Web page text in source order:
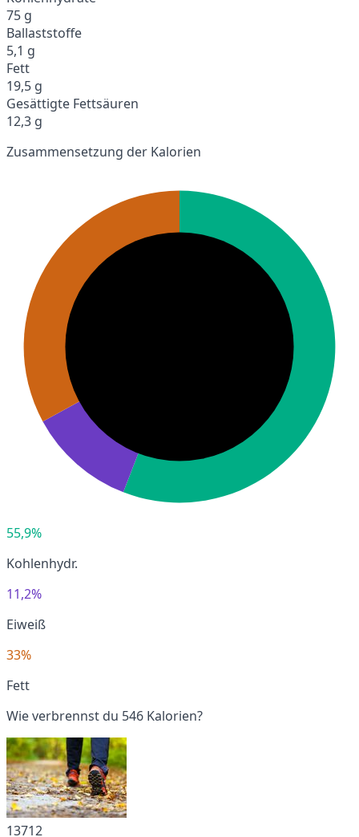
75 g
Ballaststoffe
5,1 g
Fett
19,5 g
Gesättigte Fettsäuren
12,3 g
Zusammensetzung der Kalorien
55,9%
Kohlenhydr.
11,2%
Eiweiß
33%
Fett
Wie verbrennst du 546 Kalorien?
13712